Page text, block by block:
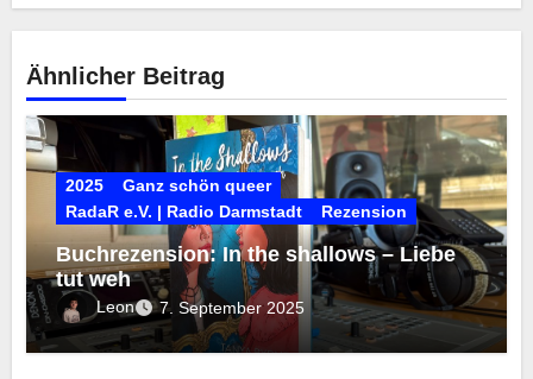
Ähnlicher Beitrag
2025
Ganz schön queer
RadaR e.V. | Radio Darmstadt
Rezension
Buchrezension: In the shallows – Liebe
tut weh
Leon 7. September 2025